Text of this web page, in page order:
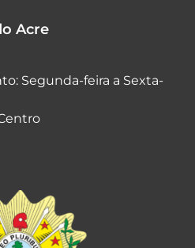
Acre
Segunda-feira a Sexta-